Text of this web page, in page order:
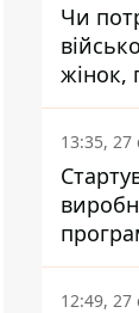
Чи
жінок,
13:35, 27
через
12:49, 27